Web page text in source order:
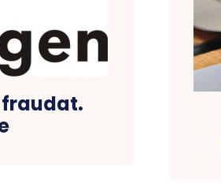
fraudat.